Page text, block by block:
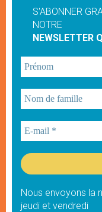
S'ABONNER
NOTRE
NEWSLETTER
Nous envoyons la
jeudi et vendredi